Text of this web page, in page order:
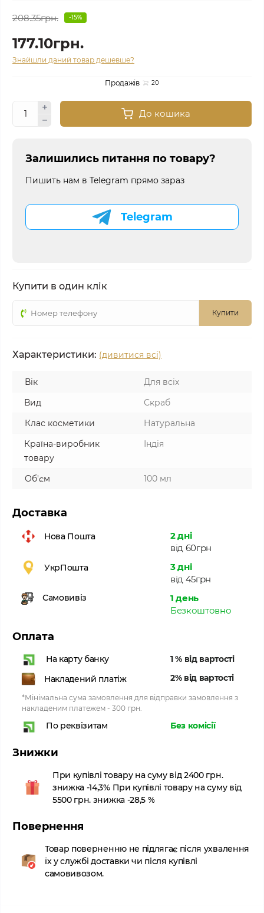
208.35грн. -15%
177.10грн.
Знайшли даний товар дешевше?
Продажів 20
До кошика
Залишились питання по товару?
Пишить нам в Telegram прямо зараз
Telegram
Купити в один клік
Купити
Характеристики: (дивитися всі)
Вік
Для всіх
Вид
Скраб
Клас косметики
Натуральна
Країна-виробник
товару
Індія
Об'єм 100 мл
Доставка
Нова Пошта
2 дні
від 60грн
УкрПошта
3 дні
від 45грн
Самовивіз
1 день
Безкоштовно
Оплата
На карту банку
1 % від вартості
Накладений платіж
2% від вартості
*Мінімальна сума замовлення для відправки замовлення з
накладеним платежем - 300 грн.
По реквізитам Без комісії
Знижки
При купівлі товару на суму від 2400 грн.
знижка -14,3% При купівлі товару на суму від
5500 грн. знижка -28,5 %
Повернення
Товар поверненню не підлягає після ухвалення
їх у службі доставки чи після купівлі
самовивозом.